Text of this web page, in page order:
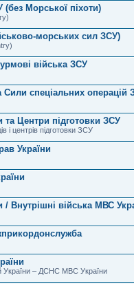
Морської піхоти)
морських сил ЗСУ)
війська ЗСУ
Сили спеціальних операцій
та Центри підготовки ЗСУ
і центрів підготовки ЗСУ
України
/ Внутрішні війська МВС
України – ДСНС МВС України